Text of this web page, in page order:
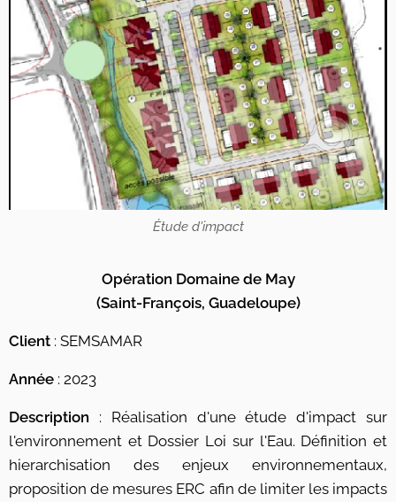
Étude d'impact
Opération Domaine de May
(Saint-François, Guadeloupe)
Client : SEMSAMAR
Année : 2023
Description : Réalisation d'une étude d'impact sur
l'environnement et Dossier Loi sur l'Eau. Définition et
hierarchisation des enjeux environnementaux,
proposition de mesures ERC afin de limiter les impacts